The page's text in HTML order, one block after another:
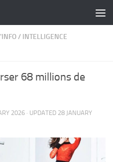
/ INTELLIGENCE
68 millions de
2026 · UPDATED 28 JANUARY